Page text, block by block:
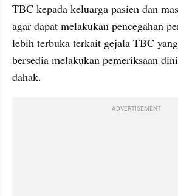
TBC kepada keluarga pasien dan
agar dapat melakukan pencegahan
lebih terbuka terkait gejala TBC
bersedia melakukan pemeriksaan
dahak.
ADVERTISEMENT